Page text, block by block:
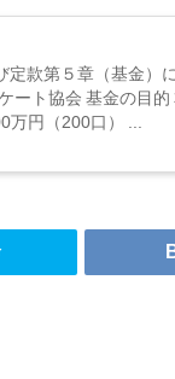
款第５章（基金）
ート協会 基金の目
万円（200口） ...